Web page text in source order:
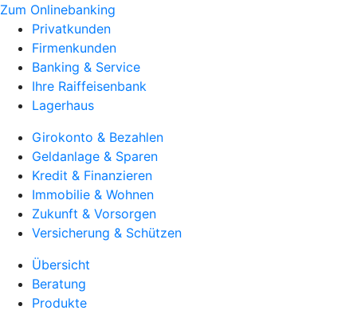
Zum Onlinebanking
Privatkunden
Firmenkunden
Banking & Service
Ihre Raiffeisenbank
Lagerhaus
Girokonto & Bezahlen
Geldanlage & Sparen
Kredit & Finanzieren
Immobilie & Wohnen
Zukunft & Vorsorgen
Versicherung & Schützen
Übersicht
Beratung
Produkte